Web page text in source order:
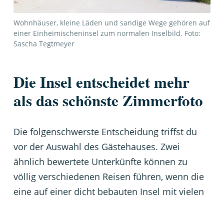
Wohnhäuser, kleine Läden und sandige Wege gehören auf
einer Einheimischeninsel zum normalen Inselbild. Foto:
Sascha Tegtmeyer
Die Insel entscheidet mehr
als das schönste Zimmerfoto
Die folgenschwerste Entscheidung triffst du
vor der Auswahl des Gästehauses. Zwei
ähnlich bewertete Unterkünfte können zu
völlig verschiedenen Reisen führen, wenn die
eine auf einer dicht bebauten Insel mit vielen